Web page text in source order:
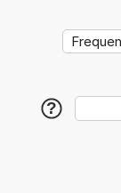
?